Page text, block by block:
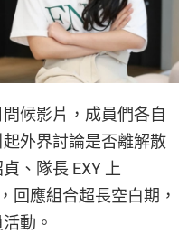
候影片，成員們各自
外界討論是否離解散
、隊長 EXY 上
回應組合超長空白期，
動。